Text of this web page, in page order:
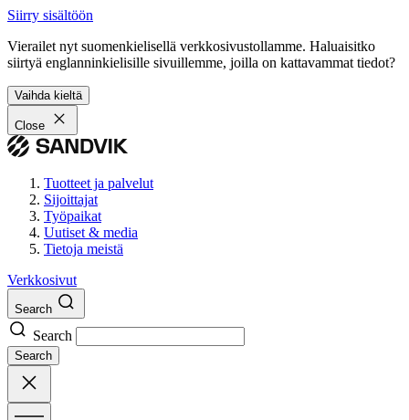
Siirry sisältöön
Vierailet nyt suomenkielisellä verkkosivustollamme. Haluaisitko
siirtyä englanninkielisille sivuillemme, joilla on kattavammat tiedot?
Vaihda kieltä
Close
Tuotteet ja palvelut
Sijoittajat
Työpaikat
Uutiset & media
Tietoja meistä
Verkkosivut
Search
Search
Search